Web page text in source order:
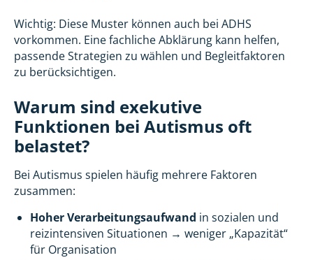
Wichtig: Diese Muster können auch bei ADHS
vorkommen. Eine fachliche Abklärung kann helfen,
passende Strategien zu wählen und Begleitfaktoren
zu berücksichtigen.
Warum sind exekutive
Funktionen bei Autismus oft
belastet?
Bei Autismus spielen häufig mehrere Faktoren
zusammen:
Hoher Verarbeitungsaufwand in sozialen und
reizintensiven Situationen → weniger „Kapazität“
für Organisation